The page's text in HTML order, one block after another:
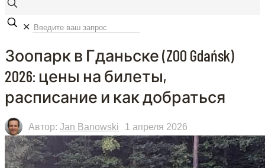
✕
Зоопарк в Гданьске (ZOO Gdańsk)
2026: цены на билеты,
расписание и как добраться
Автор: Jan Banowski 1 апреля 2026